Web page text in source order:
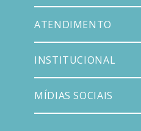
ATENDIMENTO
INSTITUCIONAL
MÍDIAS SOCIAIS